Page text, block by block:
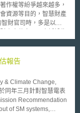
作權等紛爭越來越多，
資源等目的，智慧財產
、刑事訴訟案件外，還
智慧財產法院扮演關鍵
慧財產訴訟中的「假處
，假處分聲請人除提供
報告
Climate Change,
同年三月針對智慧電表
Recommendation
of SM systems,